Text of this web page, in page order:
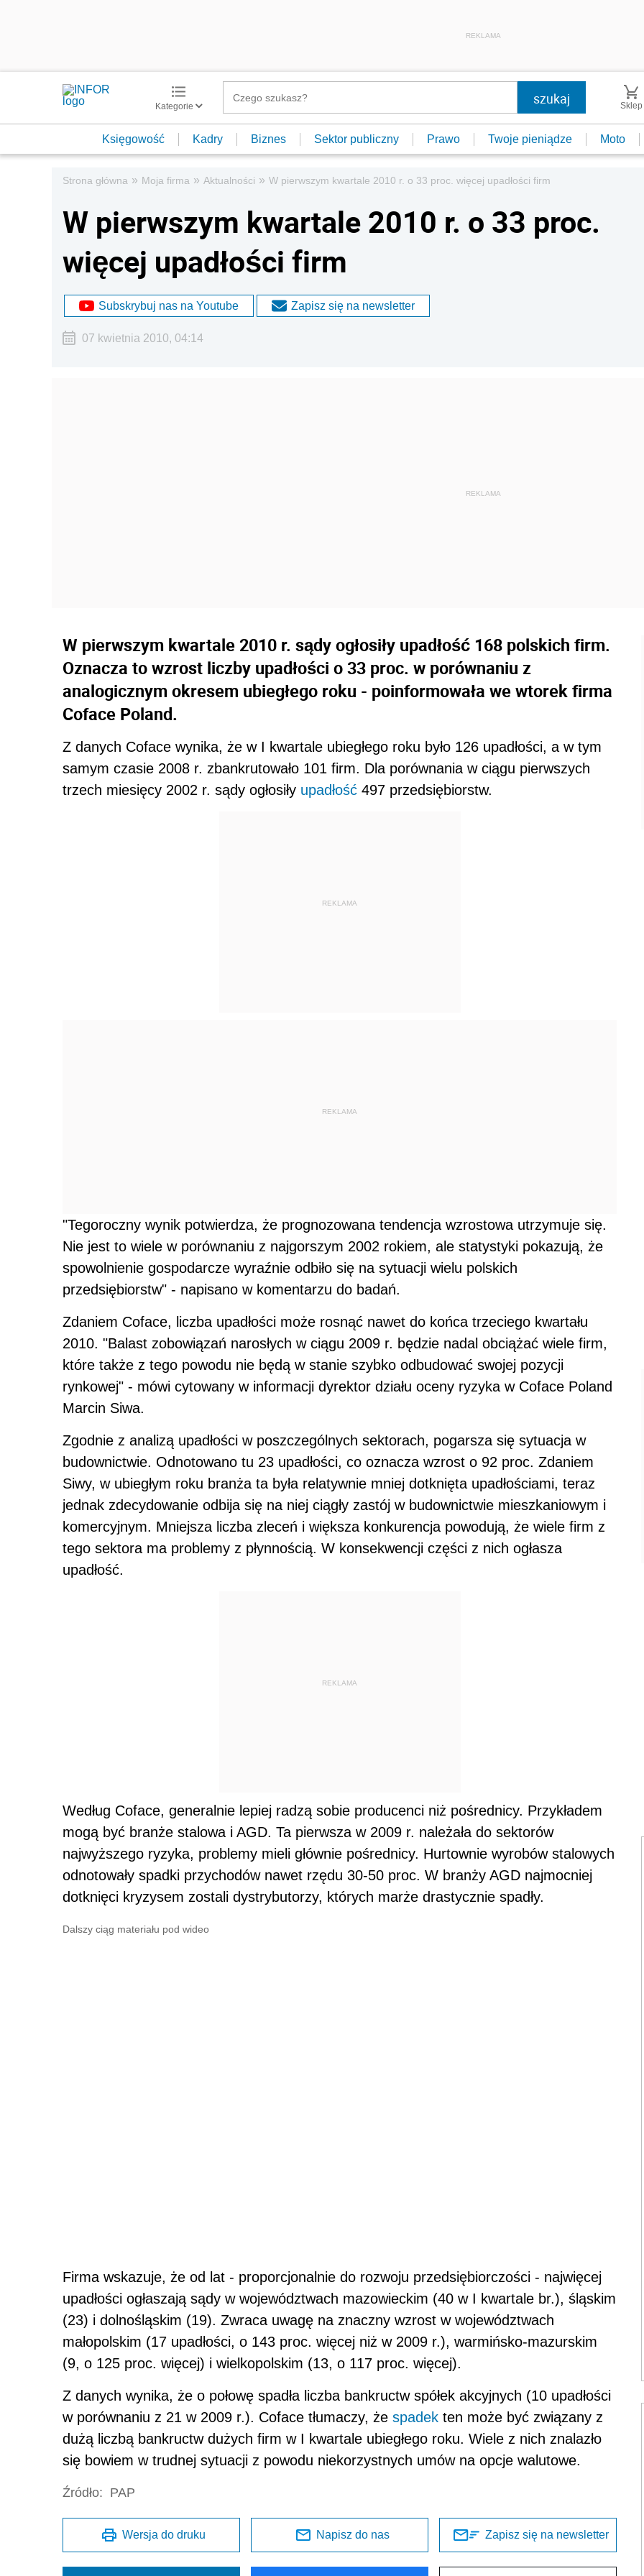
REKLAMA
Kategorie Sklep
Księgowość Kadry Biznes Sektor publiczny Prawo Twoje pieniądze Moto
Strona główna » Moja firma » Aktualności » W pierwszym kwartale 2010 r. o 33 proc. więcej upadłości firm
W pierwszym kwartale 2010 r. o 33 proc.
więcej upadłości firm
Subskrybuj nas na Youtube Zapisz się na newsletter
07 kwietnia 2010, 04:14
W pierwszym kwartale 2010 r. sądy ogłosiły upadłość 168 polskich firm.
Oznacza to wzrost liczby upadłości o 33 proc. w porównaniu z
analogicznym okresem ubiegłego roku - poinformowała we wtorek firma
Coface Poland.
Z danych Coface wynika, że w I kwartale ubiegłego roku było 126 upadłości, a w tym
samym czasie 2008 r. zbankrutowało 101 firm. Dla porównania w ciągu pierwszych
trzech miesięcy 2002 r. sądy ogłosiły upadłość 497 przedsiębiorstw.
REKLAMA
REKLAMA
"Tegoroczny wynik potwierdza, że prognozowana tendencja wzrostowa utrzymuje się.
Nie jest to wiele w porównaniu z najgorszym 2002 rokiem, ale statystyki pokazują, że
spowolnienie gospodarcze wyraźnie odbiło się na sytuacji wielu polskich
przedsiębiorstw" - napisano w komentarzu do badań.
Zdaniem Coface, liczba upadłości może rosnąć nawet do końca trzeciego kwartału
2010. "Balast zobowiązań narosłych w ciągu 2009 r. będzie nadal obciążać wiele firm,
które także z tego powodu nie będą w stanie szybko odbudować swojej pozycji
rynkowej" - mówi cytowany w informacji dyrektor działu oceny ryzyka w Coface Poland
Marcin Siwa.
Zgodnie z analizą upadłości w poszczególnych sektorach, pogarsza się sytuacja w
budownictwie. Odnotowano tu 23 upadłości, co oznacza wzrost o 92 proc. Zdaniem
Siwy, w ubiegłym roku branża ta była relatywnie mniej dotknięta upadłościami, teraz
jednak zdecydowanie odbija się na niej ciągły zastój w budownictwie mieszkaniowym i
komercyjnym. Mniejsza liczba zleceń i większa konkurencja powodują, że wiele firm z
tego sektora ma problemy z płynnością. W konsekwencji części z nich ogłasza
upadłość.
REKLAMA
Według Coface, generalnie lepiej radzą sobie producenci niż pośrednicy. Przykładem
mogą być branże stalowa i AGD. Ta pierwsza w 2009 r. należała do sektorów
najwyższego ryzyka, problemy mieli głównie pośrednicy. Hurtownie wyrobów stalowych
odnotowały spadki przychodów nawet rzędu 30-50 proc. W branży AGD najmocniej
dotknięci kryzysem zostali dystrybutorzy, których marże drastycznie spadły.
Dalszy ciąg materiału pod wideo
Firma wskazuje, że od lat - proporcjonalnie do rozwoju przedsiębiorczości - najwięcej
upadłości ogłaszają sądy w województwach mazowieckim (40 w I kwartale br.), śląskim
(23) i dolnośląskim (19). Zwraca uwagę na znaczny wzrost w województwach
małopolskim (17 upadłości, o 143 proc. więcej niż w 2009 r.), warmińsko-mazurskim
(9, o 125 proc. więcej) i wielkopolskim (13, o 117 proc. więcej).
Z danych wynika, że o połowę spadła liczba bankructw spółek akcyjnych (10 upadłości
w porównaniu z 21 w 2009 r.). Coface tłumaczy, że spadek ten może być związany z
dużą liczbą bankructw dużych firm w I kwartale ubiegłego roku. Wiele z nich znalazło
się bowiem w trudnej sytuacji z powodu niekorzystnych umów na opcje walutowe.
Źródło: PAP
Wersja do druku Napisz do nas Zapisz się na newsletter